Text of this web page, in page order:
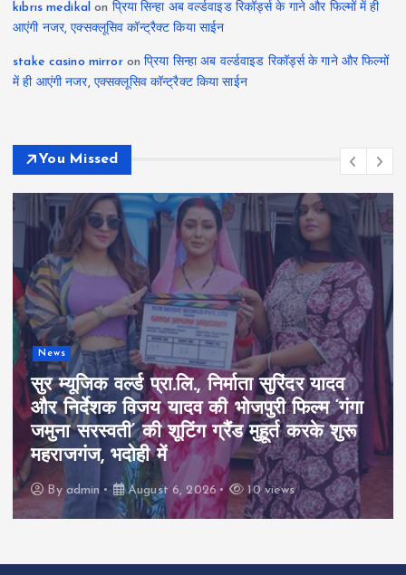
kıbrıs medikal on प्रिया सिन्हा अब वर्ल्डवाइड रिकॉर्ड्स के गाने और फिल्मों में ही
आएंगी नजर, एक्सक्लूसिव कॉन्ट्रैक्ट किया साईन
stake casino mirroronप्रिया सिन्हा अब वर्ल्डवाइड रिकॉर्ड्स के गाने और फिल्मों
में ही आएंगी नजर, एक्सक्लूसिव कॉन्ट्रैक्ट किया साईन
You Missed
News
सुर म्यूजिक वर्ल्ड प्रा.लि., निर्माता सुरिंदर यादव
और निर्देशक विजय यादव की भोजपुरी फिल्म ‘गंगा
जमुना सरस्वती’ की शूटिंग ग्रैंड मुहूर्त करके शुरू
महराजगंज, भदोही में
By admin August 6, 2026 10 views